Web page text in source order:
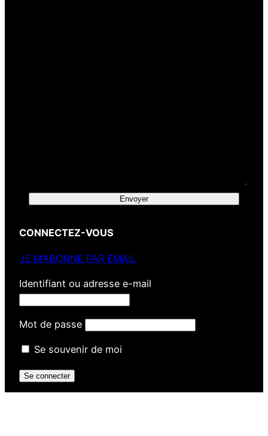
Envoyer
CONNECTEZ-VOUS
JE M’ABONNE PAR EMAIL
Identifiant ou adresse e-mail
Mot de passe
Se souvenir de moi